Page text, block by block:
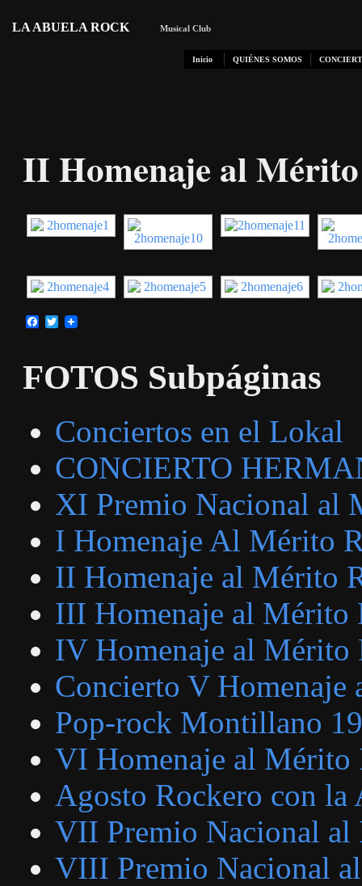
LA ABUELA ROCK Musical Club
Inicio QUIÉNES SOMOS
II Homenaje al
Facebook
Twitter
FOTOS Subpáginas
Conciertos en el Lokal
CONCIERTO
XI Premio Nacional al
I Homenaje Al Mérito
II Homenaje al Mérito
III Homenaje al Mérito
IV Homenaje al Mérito
Concierto V
Pop-rock Montillano
VI Homenaje al Mérito
Agosto Rockero con la
VII Premio Nacional al
VIII Premio Nacional